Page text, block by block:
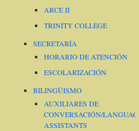
ARCE II
TRINITY COLLEGE
SECRETARÍA
HORARIO DE ATENCIÓN
ESCOLARIZACIÓN
BILINGÜISMO
AUXILIARES DE
CONVERSACIÓN/LANGUAGE
ASSISTANTS